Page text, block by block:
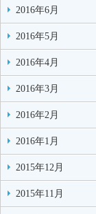
2016年6月
2016年5月
2016年4月
2016年3月
2016年2月
2016年1月
2015年12月
2015年11月